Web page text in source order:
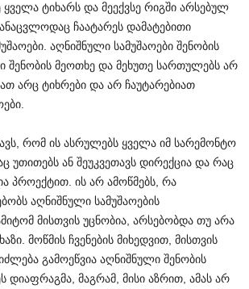
ტიხარს და მეექვსე რიგში არსებულ
ჩაატარეს დამატებითი
აღნიშნული სამუშაოები შენობის
მეოთხე და მეხუთე სართულებს არ
არც ტიხრები და არ ჩაუტარებიათ
რომ ის ასრულებს ყველა იმ სარემონტო
უთითებს ან შეუკვეთავს დირექცია და რაც
პროექტით. ის არ ამოწმებს, რა
აღნიშნული სამუშაოების
მისთვის უცნობია, არსებობდა თუ არა
მოწმის ჩვენების მიხედვით, მისთვის
გამოეწვია აღნიშნული შენობის
დიაფრაგმა, მაგრამ, მისი აზრით, ამას არ